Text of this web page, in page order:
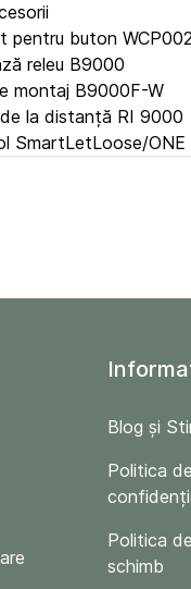
pentru buton
releu B9000
montaj B9000F-W
la distanță RI 9000
SmartLetLoose/ONE
Blog și
Politica de
Politica
schimb